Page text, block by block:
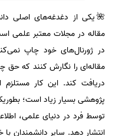
سفارش ترجمه مولتی‌مدیا
سفارش گویندگی
سفارش تولید محتوا
سفارش ترجمه همزمان
سفارش چکیده گرافیکی
سفارش تهیه کاورلتر
سفارش انگیزه‌نامه‌SOP
🌺یکی از دغدغه‌های اصلی
مقاله در مجلات معتبر علمی
در ژورنال‌های خود چاپ
مقاله‌ای را نگارش کنند که حق
دریافت کند. این کار مستلزم
پژوهشی بسیار زیاد است؛
توسط فرد در دنیای علمی،
انتشار دهد. سایر دانشمندان